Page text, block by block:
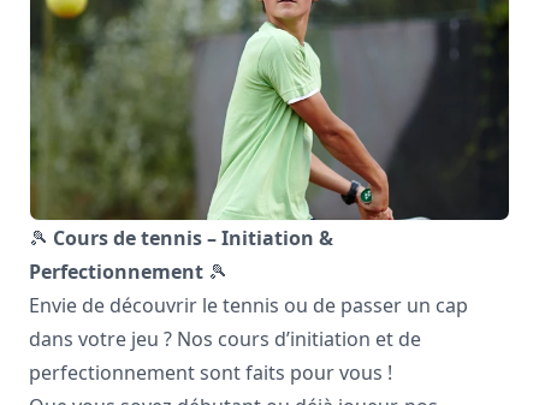
🎾 Cours de tennis – Initiation &
Perfectionnement 🎾
Envie de découvrir le tennis ou de passer un cap
dans votre jeu ? Nos cours d’initiation et de
perfectionnement sont faits pour vous !